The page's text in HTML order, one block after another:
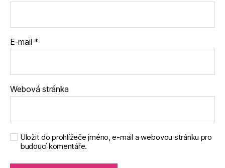
E-mail *
Webová stránka
Uložit do prohlížeče jméno, e-mail a webovou stránku pro
budoucí komentáře.